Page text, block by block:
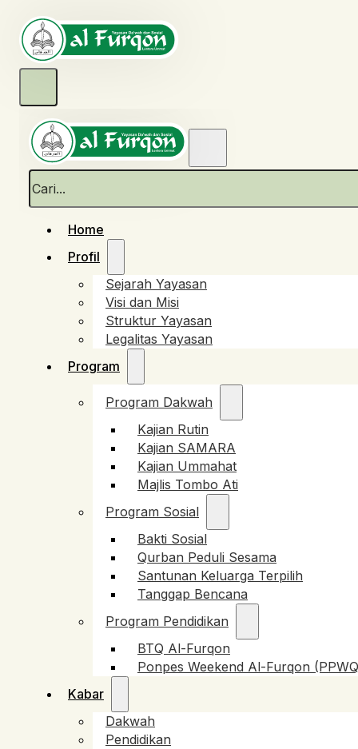
Cari
Home
Profil
Sejarah Yayasan
Visi dan Misi
Struktur Yayasan
Legalitas Yayasan
Program
Program Dakwah
Kajian Rutin
Kajian SAMARA
Kajian Ummahat
Majlis Tombo Ati
Program Sosial
Bakti Sosial
Qurban Peduli Sesama
Santunan Keluarga Terpilih
Tanggap Bencana
Program Pendidikan
BTQ Al-Furqon
Ponpes Weekend Al-Furqon
Kabar
Dakwah
Pendidikan